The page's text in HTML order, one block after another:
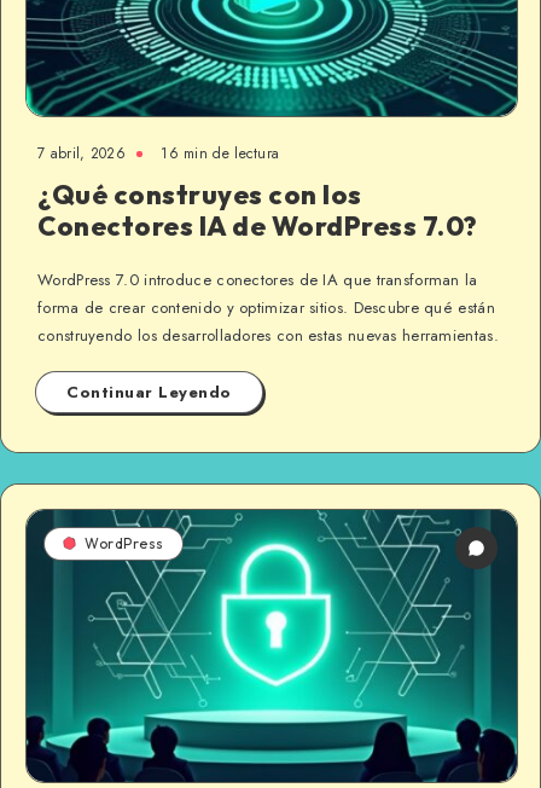
7 abril, 2026 16 min de lectura
¿Qué construyes con los
Conectores IA de WordPress 7.0?
WordPress 7.0 introduce conectores de IA que transforman la
forma de crear contenido y optimizar sitios. Descubre qué están
construyendo los desarrolladores con estas nuevas herramientas.
Continuar Leyendo
WordPress